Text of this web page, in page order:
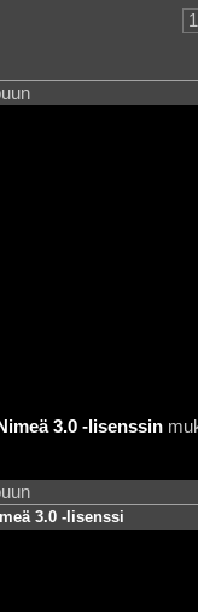
3.0 -lisenssin
3.0 -lisenssi